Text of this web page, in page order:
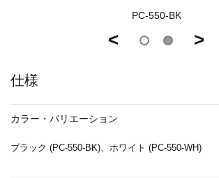
PC-550-BK
< >
仕様
カラー・バリエーション
ブラック (PC-550-BK)、ホワイト (PC-550-WH)